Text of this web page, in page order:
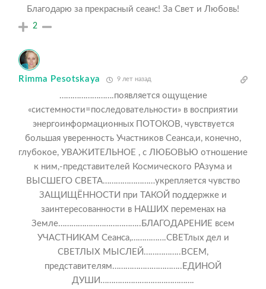
Благодарю за прекрасный сеанс! За Свет и Любовь!
2
Rimma Pesotskaya 9 лет назад
…………………….появляется ощущение
«системности=последовательности» в восприятии
энергоинформационных ПОТОКОВ, чувствуется
большая уверенность Участников Сеанса,и, конечно,
глубокое, УВАЖИТЕЛЬНОЕ , с ЛЮБОВЬЮ отношение
к ним,-представителей Космического РАзума и
ВЫСШЕГО СВЕТА……………………укрепляется чувство
ЗАЩИЩЁННОСТИ при ТАКОЙ поддержке и
заинтересованности в НАШИХ переменах на
Земле………………………………..БЛАГОДАРЕНИЕ всем
УЧАСТНИКАМ Сеанса,…………….СВЕТлых дел и
СВЕТЛЫХ МЫСЛЕЙ……………..ВСЕМ,
представителям…………………………..ЕДИНОЙ
ДУШИ…………………………………….